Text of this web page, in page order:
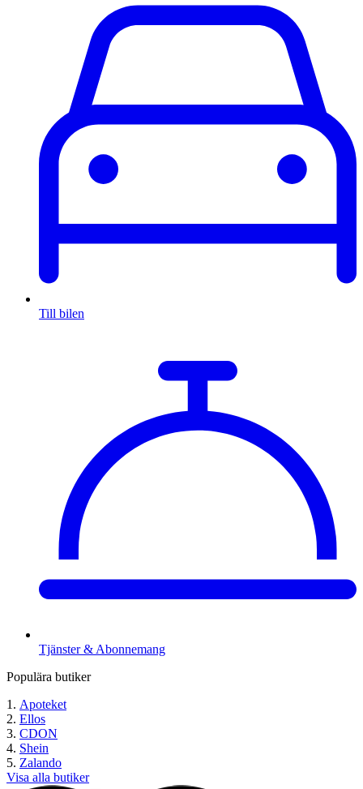
Till bilen
Tjänster & Abonnemang
Populära butiker
Apoteket
Ellos
CDON
Shein
Zalando
Visa alla butiker